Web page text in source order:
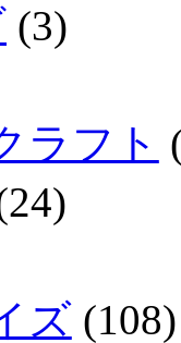
(3)
ラフト
ズ(108)